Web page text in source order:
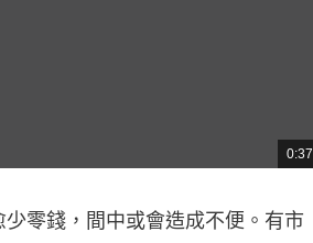
總
共
0:37
零錢，間中或會造成不便。有市